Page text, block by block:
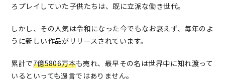
ろプレイしていた子供たちは、既に立派な働き世代。
しかし、その人気は令和になった今でもなお衰えず、毎年のよ
うに新しい作品がリリースされています。
累計で7億5806万本も売れ、最早その名は世界中に知れ渡って
いるといっても過言ではありません。